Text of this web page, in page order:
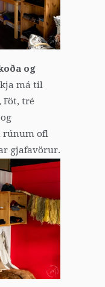
og
má til
tré
rúnum ofl
gjafavörur.